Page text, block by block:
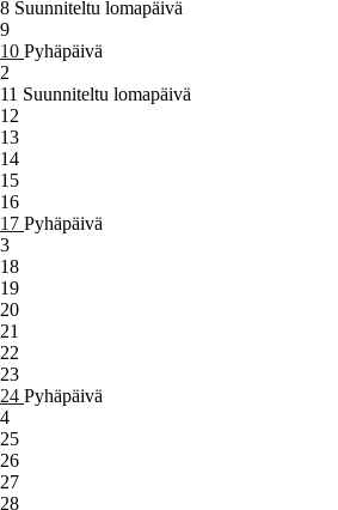
8 Suunniteltu lomapäivä
9
10 Pyhäpäivä
2
11 Suunniteltu lomapäivä
12
13
14
15
16
17 Pyhäpäivä
3
18
19
20
21
22
23
24 Pyhäpäivä
4
25
26
27
28